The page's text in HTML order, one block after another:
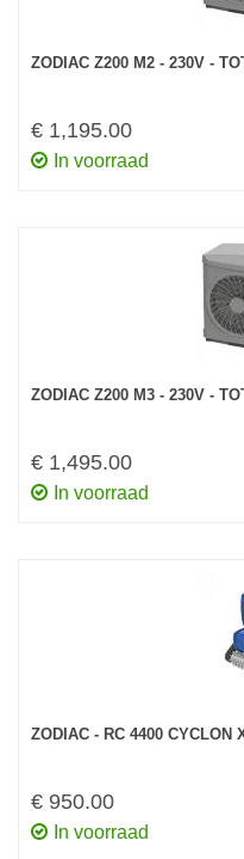
ZODIAC Z200 M2 - 230V -
€ 1,195.00
In voorraad
ZODIAC Z200 M3 - 230V -
€ 1,495.00
In voorraad
ZODIAC - RC 4400 CYCLON
€ 950.00
In voorraad